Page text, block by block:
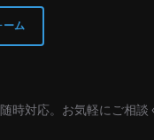
ーム
時対応。お気軽にご相談